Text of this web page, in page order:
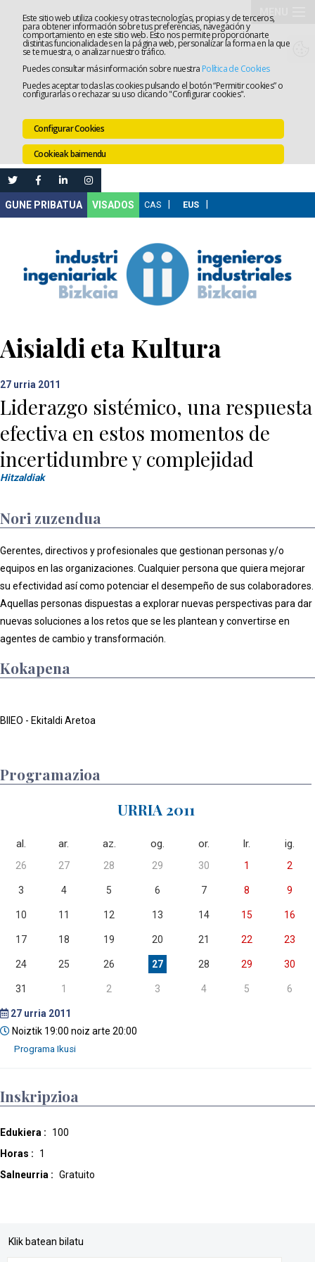
Este sitio web utiliza cookies y otras tecnologías, propias y de terceros,
para obtener información sobre tus preferencias, navegación y
comportamiento en este sitio web. Esto nos permite proporcionarte
distintas funcionalidades en la página web, personalizar la forma en la que
se te muestra, o analizar nuestro tráfico.
Puedes consultar más información sobre nuestra Política de Cookies
Puedes aceptar todas las cookies pulsando el botón “Permitir cookies” o
configurarlas o rechazar su uso clicando "Configurar cookies".
Configurar Cookies
Cookieak baimendu
VISADOS
Aisialdi eta Kultura
27 urria 2011
Liderazgo sistémico, una respuesta
efectiva en estos momentos de
incertidumbre y complejidad
Hitzaldiak
Nori zuzendua
Gerentes, directivos y profesionales que gestionan personas y/o
equipos en las organizaciones. Cualquier persona que quiera mejorar
su efectividad así como potenciar el desempeño de sus colaboradores.
Aquellas personas dispuestas a explorar nuevas perspectivas para dar
nuevas soluciones a los retos que se les plantean y convertirse en
agentes de cambio y transformación.
Kokapena
BIIEO - Ekitaldi Aretoa
Programazioa
URRIA 2011
al. ar. az. og. or. lr. ig.
26 27 28 29 30 1 2
3 4 5 6 7 8 9
10 11 12 13 14 15 16
17 18 19 20 21 22 23
24 25 26 27 28 29 30
31 1 2 3 4 5 6
27 urria 2011
Noiztik 19:00 noiz arte 20:00
Inskripzioa
Edukiera :
100
Horas :
1
Salneurria : Gratuito
Klik batean bilatu
Elkargoa
Lanaren
Leihatila